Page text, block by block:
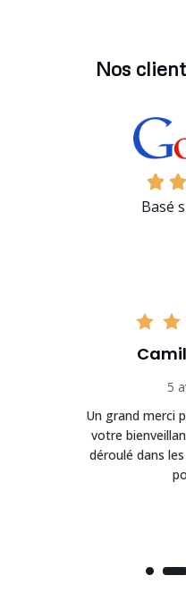
Nos
Basé
5
Un grand merci
votre
déroulé dans